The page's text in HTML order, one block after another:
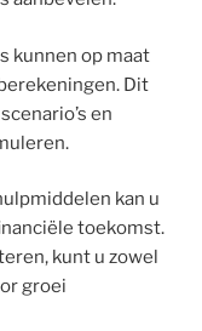
kunnen op maat
Dit
en
kan u
toekomst.
kunt u zowel
groei